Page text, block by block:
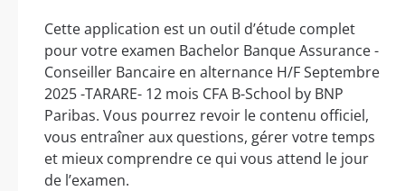
Cette application est un outil d’étude complet
pour votre examen Bachelor Banque Assurance -
Conseiller Bancaire en alternance H/F Septembre
2025 -TARARE- 12 mois CFA B-School by BNP
Paribas. Vous pourrez revoir le contenu officiel,
vous entraîner aux questions, gérer votre temps
et mieux comprendre ce qui vous attend le jour
de l’examen.